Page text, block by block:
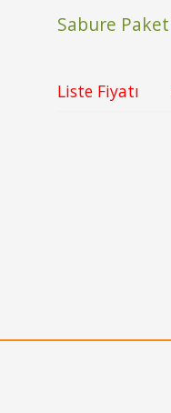
Sabure Paket
Liste Fiyatı